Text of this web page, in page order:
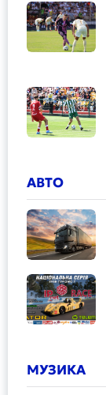
АВТО
МУЗИКА